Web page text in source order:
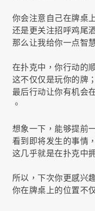
你会注意自己在牌桌
还是更关注招呼鸡尾
那么让我给你一点智
在扑克中，你行动的
这不仅仅是玩你的牌
最后行动让你有机会
。
想象一下，能够提前
看到即将发生的事情
这几乎就是在扑克中
所以，下次你更感兴
你在牌桌上的位置不